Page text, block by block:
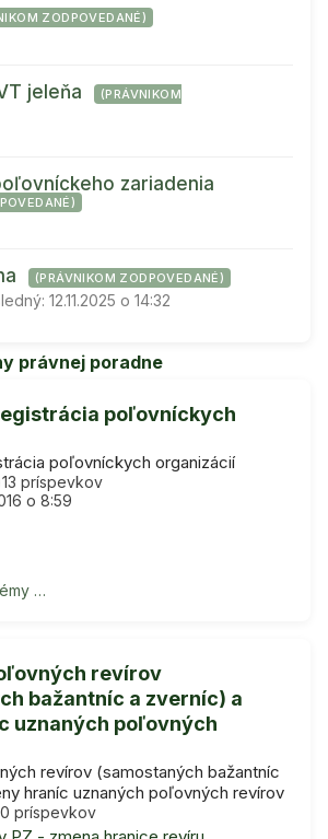
ZODPOVEDANÉ)
jeleňa
(PRÁVNIKOM
zariadenia
(PRÁVNIKOM ZODPOVEDANÉ)
12.11.2025 o 14:32
právnej poradne
poľovníckych
poľovníckych organizácií
13 príspevkov
o 8:59
…
revírov
bažantníc a zverníc) a
uznaných poľovných
revírov (samostaných bažantníc
hraníc uznaných poľovných revírov
0 príspevkov